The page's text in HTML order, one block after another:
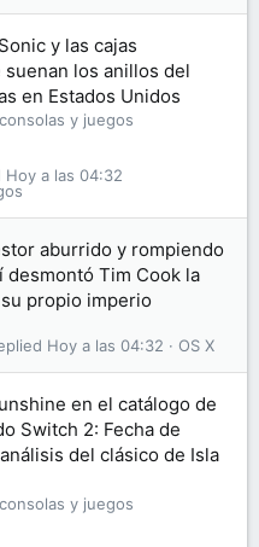
y las cajas
los anillos del
en Estados Unidos
y juegos
Hoy a las 04:32
aburrido y rompiendo
desmontó Tim Cook la
propio imperio
OS X
Hoy a las 04:32
en el catálogo de
Switch 2: Fecha de
del clásico de Isla
y juegos